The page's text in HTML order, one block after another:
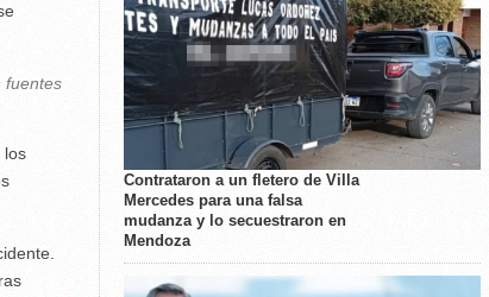
fuentes
los
Contrataron a un fletero de Villa
Mercedes para una falsa
mudanza y lo secuestraron en
Mendoza